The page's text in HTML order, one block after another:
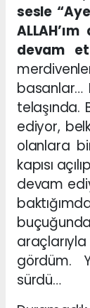
sesle
devam
basanlar…
telaşında.
ediyor,
olanlara
kapısı
devam
gördüm.
sürdü…